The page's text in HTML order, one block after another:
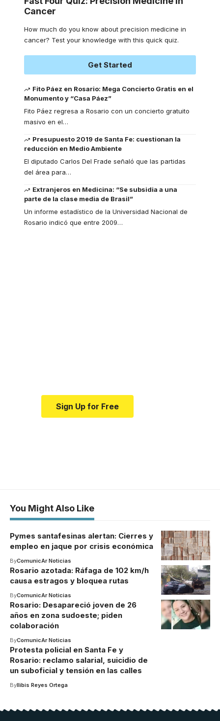
Cancer
How much do you know about precision medicine in
cancer? Test your knowledge with this quick quiz.
Get Started
Fito Páez en Rosario: Mega Concierto Gratis en el
Monumento y “Casa Páez”
Fito Páez regresa a Rosario con un concierto gratuito
masivo en el…
Presupuesto 2019 de Santa Fe: cuestionan la
reducción en Medio Ambiente
El diputado Carlos Del Frade señaló que las partidas
del área para…
Extranjeros en Medicina: “Se subsidia a una
parte de la clase media de Brasil”
Un informe estadístico de la Universidad Nacional de
Rosario indicó que entre 2009…
Sign Up for Free
You Might Also Like
Pymes santafesinas alertan: Cierres y
empleo en jaque por crisis económica
ByComunicAr Noticias
Rosario azotada: Ráfaga de 102 km/h
causa estragos y bloquea rutas
ByComunicAr Noticias
Rosario: Desapareció joven de 26
años en zona sudoeste; piden
colaboración
ByComunicAr Noticias
Protesta policial en Santa Fe y
Rosario: reclamo salarial, suicidio de
un suboficial y tensión en las calles
ByIlibis Reyes Ortega